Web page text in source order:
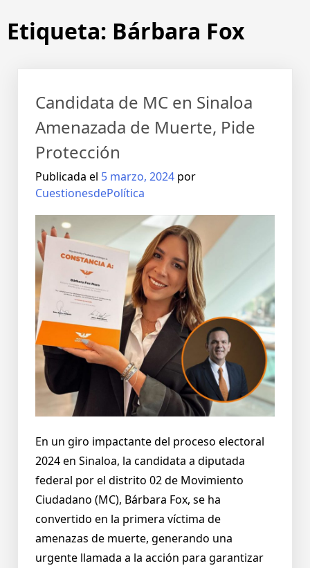
Etiqueta: Bárbara Fox
Candidata de MC en Sinaloa
Amenazada de Muerte, Pide
Protección
Publicada el 5 marzo, 2024 por
CuestionesdePolítica
En un giro impactante del proceso electoral
2024 en Sinaloa, la candidata a diputada
federal por el distrito 02 de Movimiento
Ciudadano (MC), Bárbara Fox, se ha
convertido en la primera víctima de
amenazas de muerte, generando una
urgente llamada a la acción para garantizar